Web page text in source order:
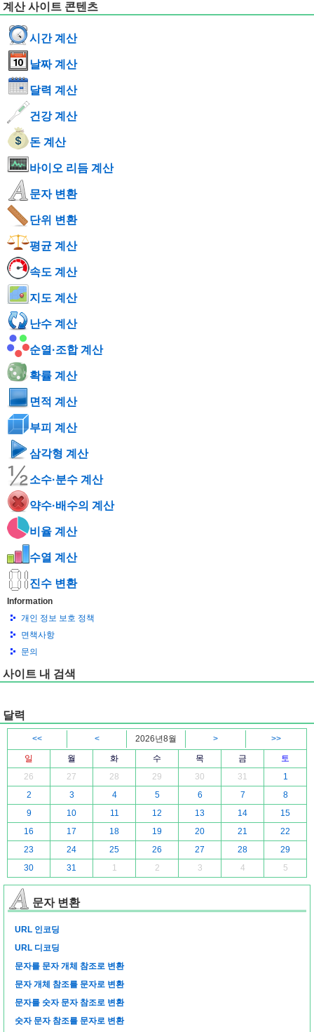
계산 사이트 콘텐츠
시간 계산
날짜 계산
달력 계산
건강 계산
돈 계산
바이오 리듬 계산
문자 변환
단위 변환
평균 계산
속도 계산
지도 계산
난수 계산
순열·조합 계산
확률 계산
면적 계산
부피 계산
삼각형 계산
소수·분수 계산
약수·배수의 계산
비율 계산
수열 계산
진수 변환
Information
개인 정보 보호 정책
면책사항
문의
사이트 내 검색
달력
<< < 2026년8월 >
>>
일
월 화 수 목 금
토
26
27 28 29 30 31
1
2
3 4 5 6 7
8
9
10 11 12 13 14
15
16
17 18 19 20 21
22
23
24 25 26 27 28
29
30
31 1 2 3 4 5
문자 변환
URL 인코딩
URL 디코딩
문자를 문자 개체 참조로 변환
문자 개체 참조를 문자로 변환
문자를 숫자 문자 참조로 변환
숫자 문자 참조를 문자로 변환